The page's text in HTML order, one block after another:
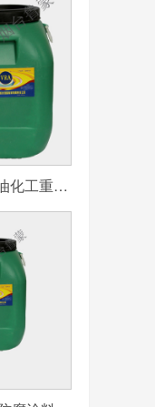
水性高分子树脂涂料（石油化工重防腐用）